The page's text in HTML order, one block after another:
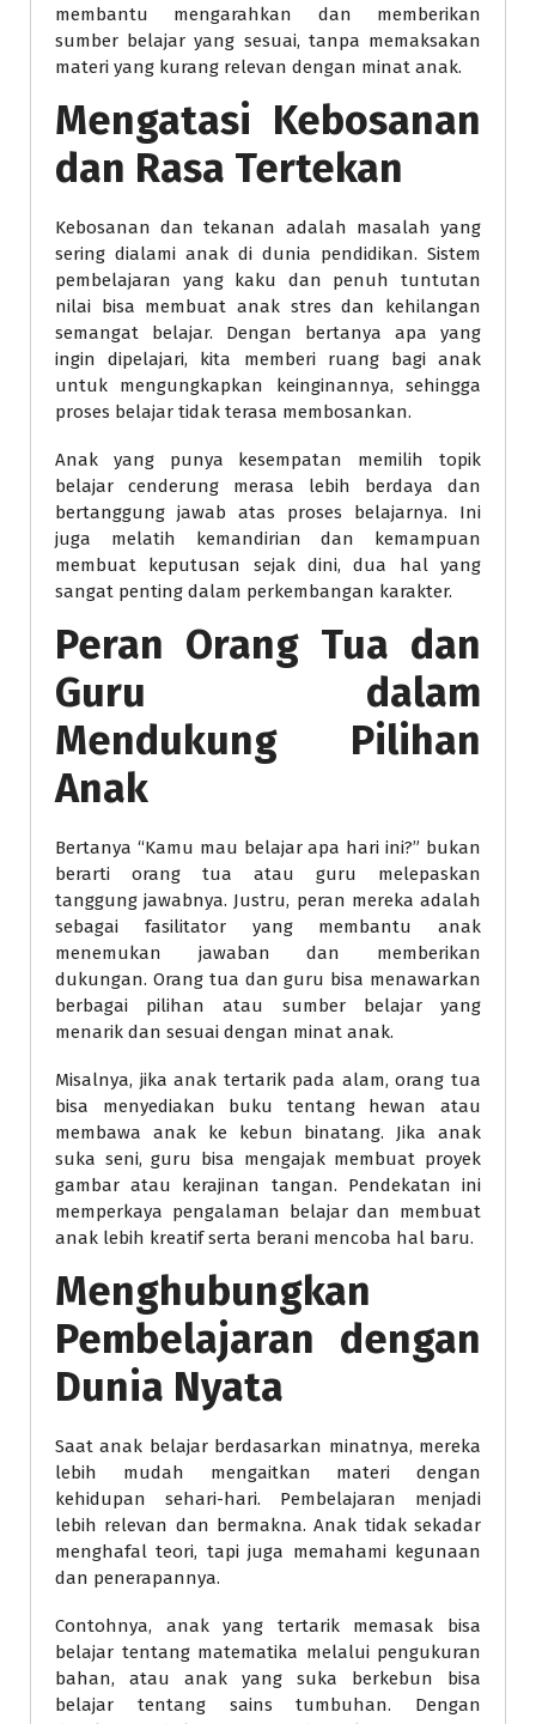
membantu mengarahkan dan memberikan
sumber belajar yang sesuai, tanpa memaksakan
materi yang kurang relevan dengan minat anak.
Mengatasi Kebosanan
dan Rasa Tertekan
Kebosanan dan tekanan adalah masalah yang
sering dialami anak di dunia pendidikan. Sistem
pembelajaran yang kaku dan penuh tuntutan
nilai bisa membuat anak stres dan kehilangan
semangat belajar. Dengan bertanya apa yang
ingin dipelajari, kita memberi ruang bagi anak
untuk mengungkapkan keinginannya, sehingga
proses belajar tidak terasa membosankan.
Anak yang punya kesempatan memilih topik
belajar cenderung merasa lebih berdaya dan
bertanggung jawab atas proses belajarnya. Ini
juga melatih kemandirian dan kemampuan
membuat keputusan sejak dini, dua hal yang
sangat penting dalam perkembangan karakter.
Peran Orang Tua dan
Guru dalam
Mendukung Pilihan
Anak
Bertanya “Kamu mau belajar apa hari ini?” bukan
berarti orang tua atau guru melepaskan
tanggung jawabnya. Justru, peran mereka adalah
sebagai fasilitator yang membantu anak
menemukan jawaban dan memberikan
dukungan. Orang tua dan guru bisa menawarkan
berbagai pilihan atau sumber belajar yang
menarik dan sesuai dengan minat anak.
Misalnya, jika anak tertarik pada alam, orang tua
bisa menyediakan buku tentang hewan atau
membawa anak ke kebun binatang. Jika anak
suka seni, guru bisa mengajak membuat proyek
gambar atau kerajinan tangan. Pendekatan ini
memperkaya pengalaman belajar dan membuat
anak lebih kreatif serta berani mencoba hal baru.
Menghubungkan
Pembelajaran dengan
Dunia Nyata
Saat anak belajar berdasarkan minatnya, mereka
lebih mudah mengaitkan materi dengan
kehidupan sehari-hari. Pembelajaran menjadi
lebih relevan dan bermakna. Anak tidak sekadar
menghafal teori, tapi juga memahami kegunaan
dan penerapannya.
Contohnya, anak yang tertarik memasak bisa
belajar tentang matematika melalui pengukuran
bahan, atau anak yang suka berkebun bisa
belajar tentang sains tumbuhan. Dengan